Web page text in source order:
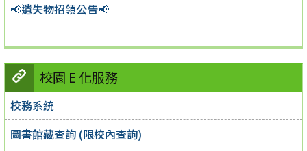
📢遺失物招領公告📢
校園 E 化服務
校務系統
圖書館藏查詢 (限校內查詢)